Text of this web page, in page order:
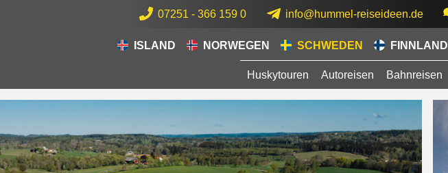
07251 - 366 159 0 info@hummel-reiseideen.de
ISLAND NORWEGEN SCHWEDEN FINNLAND
Huskytouren Autoreisen Bahnreisen